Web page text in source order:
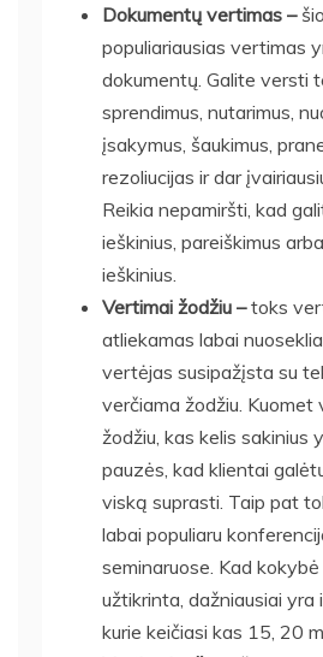
Dokumentų vertimas –
populiariausias vertimas
dokumentų. Galite versti
sprendimus, nutarimus,
įsakymus, šaukimus,
rezoliucijas ir dar
Reikia nepamiršti, kad
ieškinius, pareiškimus
ieškinius.
Vertimai žodžiu –toks
atliekamas labai
vertėjas susipažįsta su
verčiama žodžiu.
žodžiu, kas kelis sakinius
pauzės, kad klientai
viską suprasti. Taip pat
labai populiaru
seminaruose. Kad
užtikrinta, dažniausiai yra
kurie keičiasi kas 15, 20